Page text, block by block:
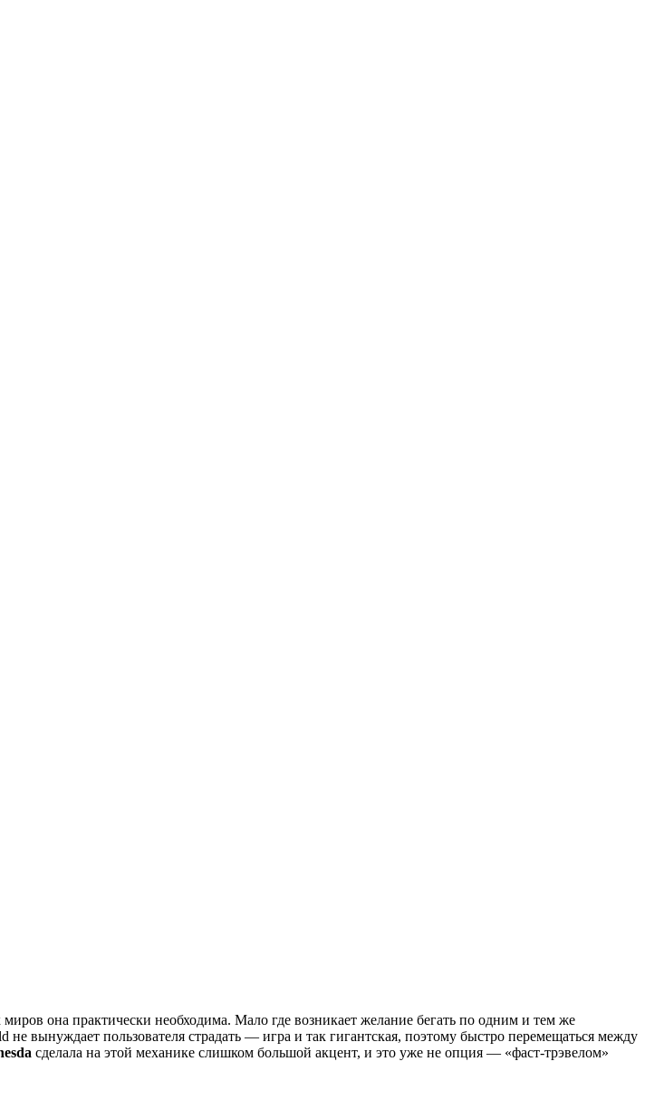
она практически необходима. Мало где возникает желание бегать по одним и тем же
не вынуждает пользователя страдать — игра и так гигантская, поэтому быстро перемещаться между
сделала на этой механике слишком большой акцент, и это уже не опция — «фаст-трэвелом»